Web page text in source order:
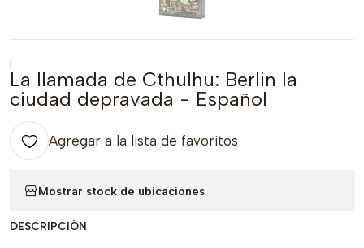
|
La llamada de Cthulhu: Berlin la
ciudad depravada - Español
Agregar a la lista de favoritos
Mostrar stock de ubicaciones
DESCRIPCIÓN